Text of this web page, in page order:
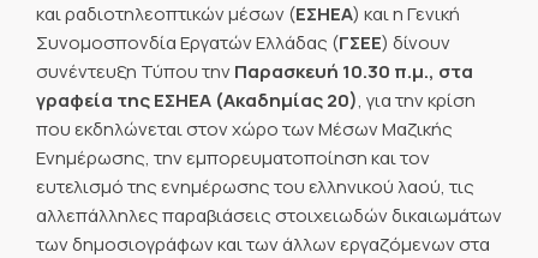
και ραδιοτηλεοπτικών μέσων (ΕΣΗΕΑ) και η Γενική
Συνομοσπονδία Εργατών Ελλάδας (ΓΣΕΕ) δίνουν
συνέντευξη Τύπου τηνΠαρασκευή 10.30 π.μ., στα
γραφεία της ΕΣΗΕΑ (Ακαδημίας 20), για την κρίση
που εκδηλώνεται στον χώρο των Μέσων Μαζικής
Ενημέρωσης, την εμπορευματοποίηση και τον
ευτελισμό της ενημέρωσης του ελληνικού λαού, τις
αλλεπάλληλες παραβιάσεις στοιχειωδών δικαιωμάτων
των δημοσιογράφων και των άλλων εργαζόμενων στα